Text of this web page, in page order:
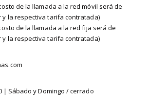
de la llamada a la red móvil será de
la respectiva tarifa contratada)
costo de la llamada a la red fija será de
la respectiva tarifa contratada)
| Sábado y Domingo / cerrado